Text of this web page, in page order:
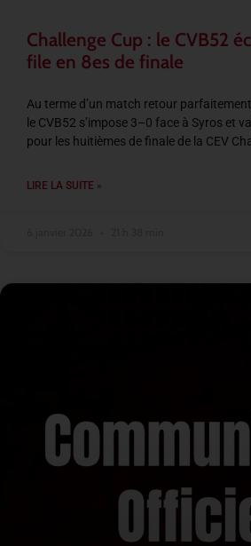
Challenge Cup : le CVB52
file en 8es de finale
Au terme d’un match retour
le CVB52 s’impose 3–0 face à Syros et
pour les huitièmes de finale de la CEV
LIRE LA SUITE »